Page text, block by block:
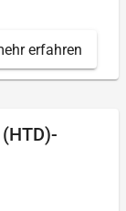
erfahren